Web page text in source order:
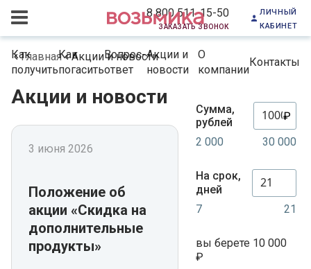
8 800 511-15-50
заказать звонок
личный
кабинет
Как
получить
Как
погасить
Вопрос-
ответ
Акции и
новости
О
компании
Контакты
Главная Акции и новости
Акции и новости
3 июня 2026
Положение об
акции «Скидка на
дополнительные
продукты»
Сумма,
рублей
₽
2 000
30 000
На срок,
дней
7
21
вы берете 10 000
₽